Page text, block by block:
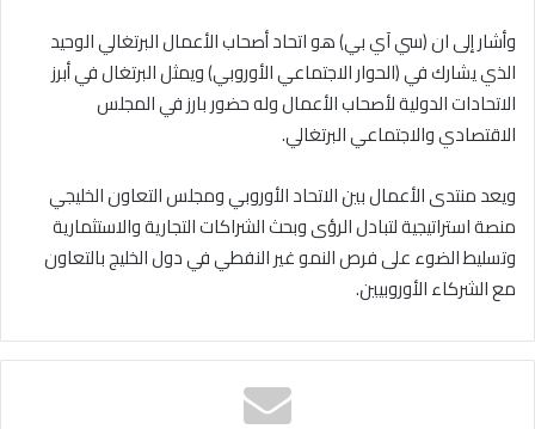
وأشار إلى ان (سي آي بي) هو اتحاد أصحاب الأعمال البرتغالي الوحيد
الذي يشارك في (الحوار الاجتماعي الأوروبي) ويمثل البرتغال في أبرز
الاتحادات الدولية لأصحاب الأعمال وله حضور بارز في المجلس
الاقتصادي والاجتماعي البرتغالي.
ويعد منتدى الأعمال بين الاتحاد الأوروبي ومجلس التعاون الخليجي
منصة استراتيجية لتبادل الرؤى وبحث الشراكات التجارية والاستثمارية
وتسليط الضوء على فرص النمو غير النفطي في دول الخليج بالتعاون
مع الشركاء الأوروبيين.